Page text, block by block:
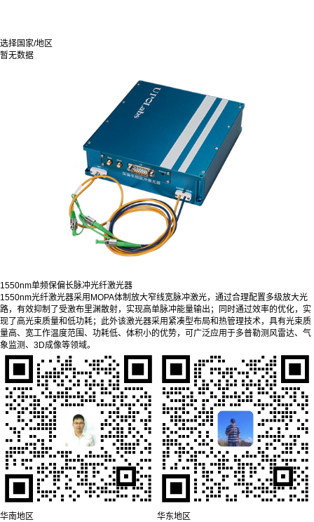
选择国家/地区
暂无数据
1550nm单频保偏长脉冲光纤激光器
1550nm光纤激光器采用MOPA体制放大窄线宽脉冲激光，通过合理配置多级放大光
路，有效抑制了受激布里渊散射，实现高单脉冲能量输出；同时通过效率的优化，实
现了高光束质量和低功耗；此外该激光器采用紧凑型布局和热管理技术，具有光束质
量高、宽工作温度范围、功耗低、体积小的优势，可广泛应用于多普勒测风雷达、气
象监测、3D成像等领域。
华南地区 华东地区